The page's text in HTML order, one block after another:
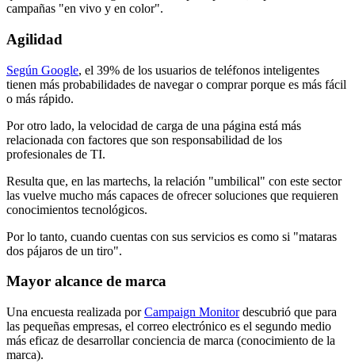
campañas "en vivo y en color".
Agilidad
Según Google, el 39% de los usuarios de teléfonos inteligentes
tienen más probabilidades de navegar o comprar porque es más fácil
o más rápido.
Por otro lado, la velocidad de carga de una página está más
relacionada con factores que son responsabilidad de los
profesionales de TI.
Resulta que, en las martechs, la relación "umbilical" con este sector
las vuelve mucho más capaces de ofrecer soluciones que requieren
conocimientos tecnológicos.
Por lo tanto, cuando cuentas con sus servicios es como si "mataras
dos pájaros de un tiro".
Mayor alcance de marca
Una encuesta realizada porCampaign Monitordescubrió que para
las pequeñas empresas, el correo electrónico es el segundo medio
más eficaz de desarrollar conciencia de marca (conocimiento de la
marca).